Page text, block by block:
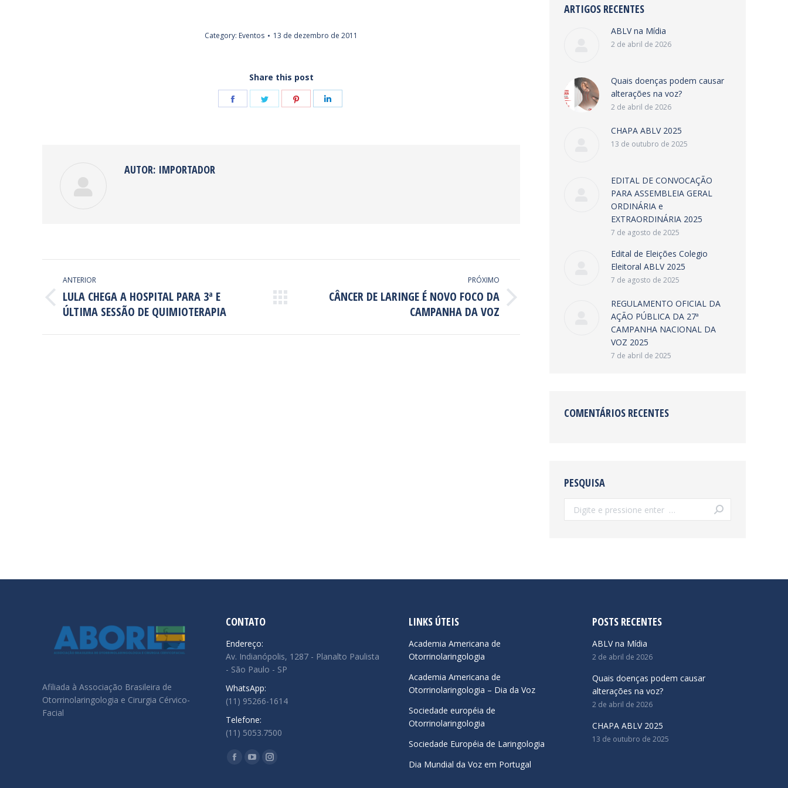
Category: Eventos 13 de dezembro de 2011
Share this post
Share
Share
Share
AUTOR: IMPORTADOR
NAVEGAÇÃO
DE
POST:
ANTERIOR
Post
anterior:
LULA CHEGA A HOSPITAL PARA 3ª E
ÚLTIMA SESSÃO DE QUIMIOTERAPIA
PRÓXIMO
PróximoCÂNCER DE LARINGE É NOVO FOCO DA
CAMPANHA DA VOZ
ARTIGOS RECENTES
ABLV na Mídia
2 de abril de 2026
Quais doenças podem causar
alterações na voz?
2 de abril de 2026
CHAPA ABLV 2025
13 de outubro de 2025
EDITAL DE CONVOCAÇÃO
PARA ASSEMBLEIA GERAL
ORDINÁRIA e
EXTRAORDINÁRIA 2025
7 de agosto de 2025
Edital de Eleições Colegio
Eleitoral ABLV 2025
7 de agosto de 2025
REGULAMENTO OFICIAL DA
AÇÃO PÚBLICA DA 27ª
CAMPANHA NACIONAL DA
VOZ 2025
7 de abril de 2025
COMENTÁRIOS RECENTES
PESQUISA
Search:
Afiliada à Associação Brasileira de
Otorrinolaringologia e Cirurgia Cérvico-
Facial
CONTATO
Endereço:
Av. Indianópolis, 1287 - Planalto Paulista
- São Paulo - SP
WhatsApp:
(11) 95266-1614
Telefone:
(11) 5053.7500
Encontre-nos em:
Facebook
YouTubeInstagram
LINKS ÚTEIS
Academia Americana de
Otorrinolaringologia
Academia Americana de
Otorrinolaringologia – Dia da Voz
Sociedade européia de
Otorrinolaringologia
Sociedade Européia de Laringologia
Dia Mundial da Voz em Portugal
POSTS RECENTES
ABLV na Mídia
2 de abril de 2026
Quais doenças podem causar
alterações na voz?
2 de abril de 2026
CHAPA ABLV 2025
13 de outubro de 2025